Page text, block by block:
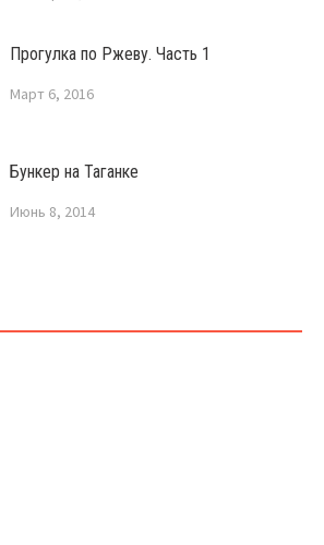
Прогулка по Ржеву. Часть 1
Март 6, 2016
Бункер на Таганке
Июнь 8, 2014